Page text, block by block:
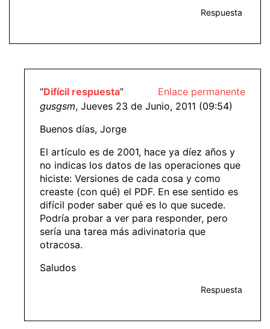
Respuesta
Enlace permanente
“Difícil respuesta”
gusgsm, Jueves 23 de Junio, 2011 (09:54)
Buenos días, Jorge
El artículo es de 2001, hace ya díez años y
no indicas los datos de las operaciones que
hiciste: Versiones de cada cosa y como
creaste (con qué) el PDF. En ese sentido es
difícil poder saber qué es lo que sucede.
Podría probar a ver para responder, pero
sería una tarea más adivinatoria que
otracosa.
Saludos
Respuesta